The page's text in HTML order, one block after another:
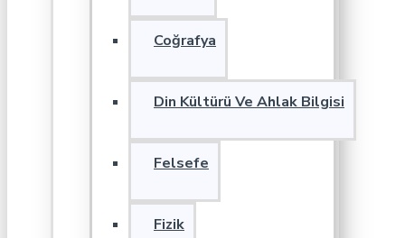
Coğrafya
Din Kültürü Ve Ahlak Bilgisi
Felsefe
Fizik